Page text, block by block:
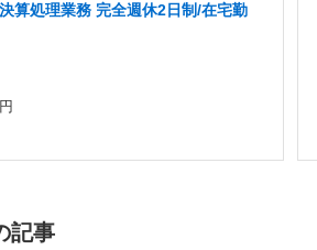
算処理業務 完全週休2日制/在宅勤
記事